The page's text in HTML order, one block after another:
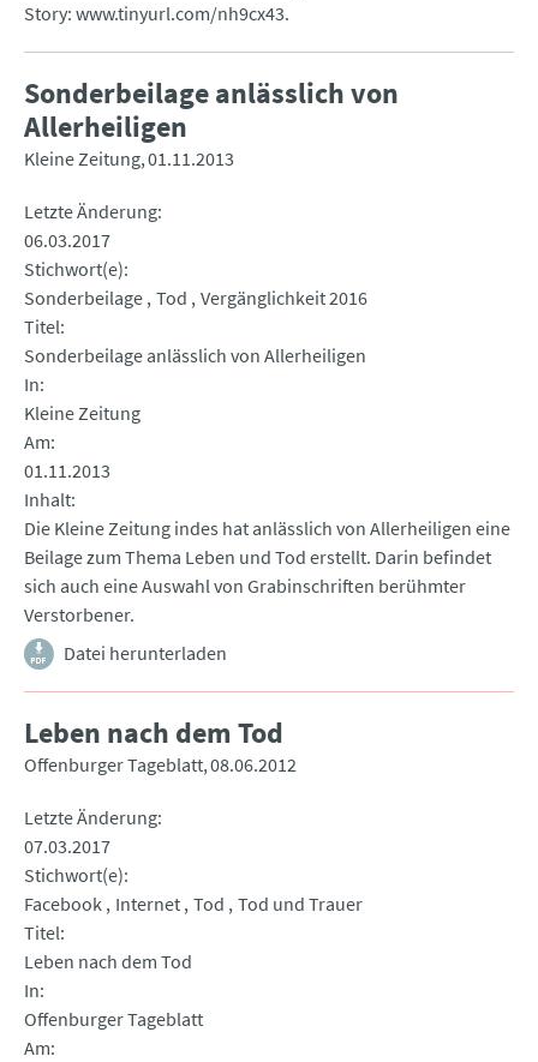
Story: www.tinyurl.com/nh9cx43.
Sonderbeilage anlässlich von
Allerheiligen
Kleine Zeitung 01.11.2013
Letzte Änderung
06.03.2017
Stichwort(e)
Sonderbeilage Tod Vergänglichkeit 2016
Titel
Sonderbeilage anlässlich von Allerheiligen
In
Kleine Zeitung
Am
01.11.2013
Inhalt
Die Kleine Zeitung indes hat anlässlich von Allerheiligen eine
Beilage zum Thema Leben und Tod erstellt. Darin befindet
sich auch eine Auswahl von Grabinschriften berühmter
Verstorbener.
Datei herunterladen
Leben nach dem Tod
Offenburger Tageblatt 08.06.2012
Letzte Änderung
07.03.2017
Stichwort(e)
Facebook Internet Tod Tod und Trauer
Titel
Leben nach dem Tod
In
Offenburger Tageblatt
Am